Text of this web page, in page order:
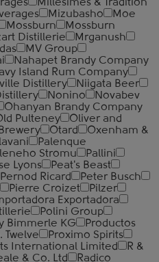
Millesimes & Tradition
Mizubasho
Moe
Mossburn
Mossburn
Distillerie
Mrganush
MV Group
Nahapet Brandy Company
Island Rum Company
Distillery
Niigata Beer
Nonino
Novabev
Ohanyan Brandy Company
Pulteney
Oliver and
Otard
Oxenham &
Palenque
Stromu
Pallini
Lyons
Peat's Beast
Pernod Ricard
Peter Busch
Pierre Croizet
Pilzer
Exportadora
Polini Group
Bimmerle KG
Productos
Twelve
Proximo Spirits
International Limited
R &
& Co. Ltd
Radico